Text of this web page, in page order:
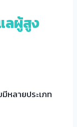
ลผู้สูง
หลายประเภท